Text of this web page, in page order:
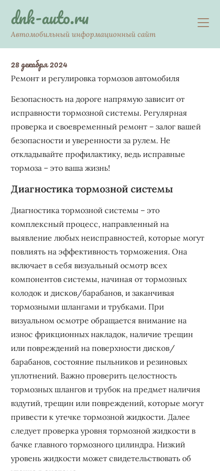
contentdnk-auto.ru
Автомобильный информационный сайт
28 декабря 2024
Ремонт и регулировка тормозов автомобиля
Безопасность на дороге напрямую зависит от
исправности тормозной системы. Регулярная
проверка и своевременный ремонт – залог вашей
безопасности и уверенности за рулем. Не
откладывайте профилактику, ведь исправные
тормоза – это ваша жизнь!
Диагностика тормозной системы
Диагностика тормозной системы – это
комплексный процесс, направленный на
выявление любых неисправностей, которые могут
повлиять на эффективность торможения. Она
включает в себя визуальный осмотр всех
компонентов системы, начиная от тормозных
колодок и дисков/барабанов, и заканчивая
тормозными шлангами и трубками. При
визуальном осмотре обращается внимание на
износ фрикционных накладок, наличие трещин
или повреждений на поверхности дисков/
барабанов, состояние пыльников и резиновых
уплотнений. Важно проверить целостность
тормозных шлангов и трубок на предмет наличия
вздутий, трещин или повреждений, которые могут
привести к утечке тормозной жидкости. Далее
следует проверка уровня тормозной жидкости в
бачке главного тормозного цилиндра. Низкий
уровень жидкости может свидетельствовать об